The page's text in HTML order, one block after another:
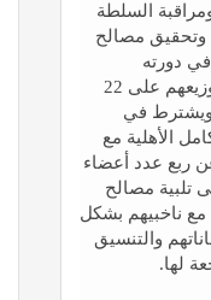
السلطة
وتحقيق مصالح
في دورته
الانتخابية الرابعة من 329 نائبا تم توزيعهم على 22
ويشترط في
الأهلية مع
ربع عدد أعضاء
تلبية مصالح
مع ناخبيهم بشكل
والتنسيق
لها.